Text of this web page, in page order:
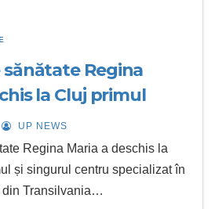
sănătate Regina
la Cluj primul
în tratarea
Transilvania
UP NEWS
Regina Maria a deschis la
și singurul centru specializat în
din Transilvania…